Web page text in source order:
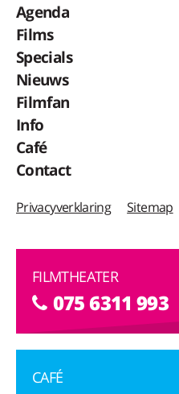
Agenda
Films
Specials
Nieuws
Filmfan
Info
Café
Contact
Privacyverklaring Sitemap
FILMTHEATER
075 6311 993
CAFÉ